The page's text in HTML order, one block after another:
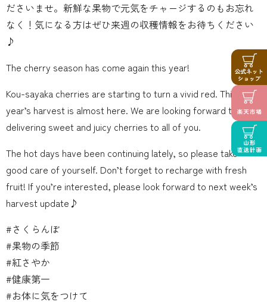
ださいませ。新鮮な果物で元気をチャージするのもお忘れ
なく！気になる方はぜひ来週の収穫情報をお待ちください
♪
The cherry season has come again this year!
Kou-sayaka cherries are starting to turn a vivid red. This
year’s harvest is almost here. We are looking forward to
delivering sweet and juicy cherries to all of you.
The hot days have been continuing lately, so please take
good care of yourself. Don’t forget to recharge with fresh
fruit! If you’re interested, please look forward to next week’s
harvest update♪
#さくらんぼ
#果物の季節
#紅さやか
#健康第一
#お体に気をつけて